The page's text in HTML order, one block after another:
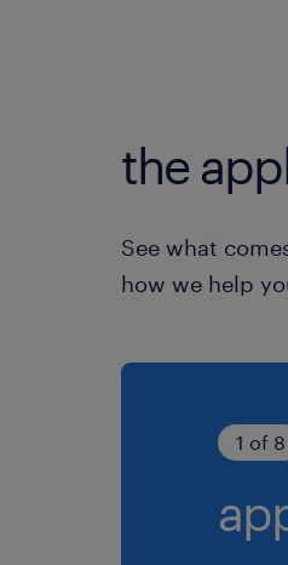
the
See what
how we help
1 of 8